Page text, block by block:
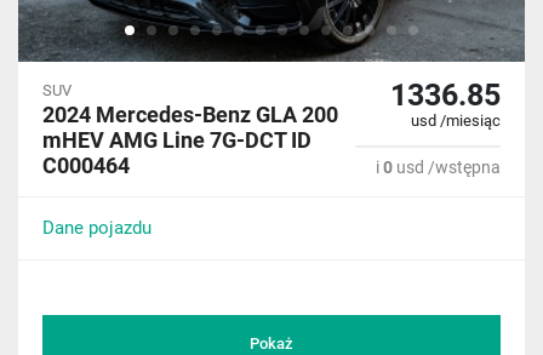
SUV
2024 Mercedes-Benz GLA 200
mHEV AMG Line 7G-DCT ID
C000464
1336.85
usd /miesiąc
i0 usd /wstępna
Dane pojazdu
Pokaż